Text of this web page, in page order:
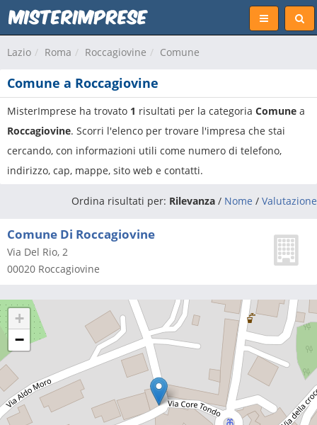
Lazio Roma Roccagiovine Comune
Comune a Roccagiovine
MisterImprese ha trovato 1 risultati per la categoria Comune a
Roccagiovine. Scorri l'elenco per trovare l'impresa che stai
cercando, con informazioni utili come numero di telefono,
indirizzo, cap, mappe, sito web e contatti.
Ordina risultati per: Rilevanza / Nome / Valutazione
Comune Di Roccagiovine
Via Del Rio, 2
00020 Roccagiovine
+
−